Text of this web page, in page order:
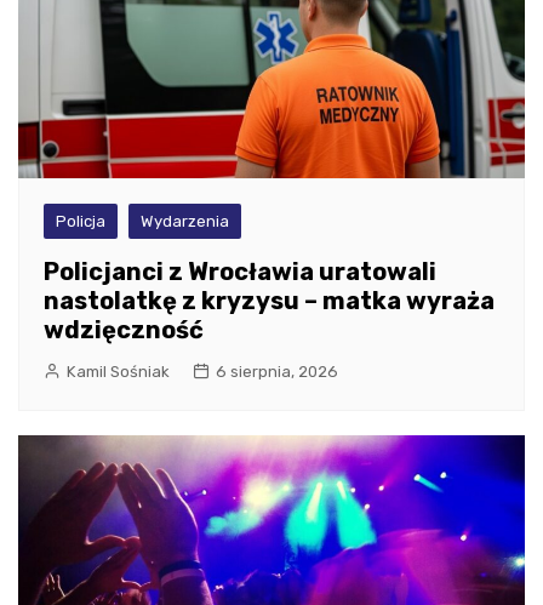
Policja Wydarzenia
Policjanci z Wrocławia uratowali
nastolatkę z kryzysu – matka wyraża
wdzięczność
Kamil Sośniak 6 sierpnia, 2026